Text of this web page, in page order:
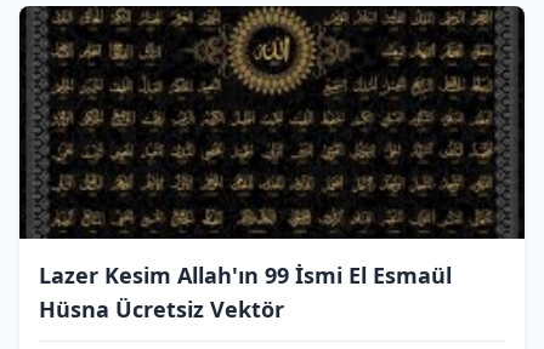
Lazer Kesim Allah'ın 99 İsmi El Esmaül
Hüsna Ücretsiz Vektör